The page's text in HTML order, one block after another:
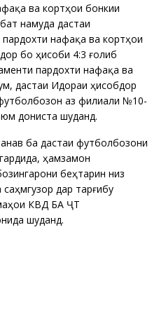
ва кортҳои бонкии
намуда дастаи
нафақа ва кортҳои
бо ҳисоби 4:3 ғолиб
пардохти нафақа ва
дастаи Идораи ҳисобдорӣ
аз филиали №10-
дониста шуданд.
ба дастаи футболбозони
ҳамзамон
беҳтарин низ
дар тарғибу
КВД БА ҶТ
шуданд.